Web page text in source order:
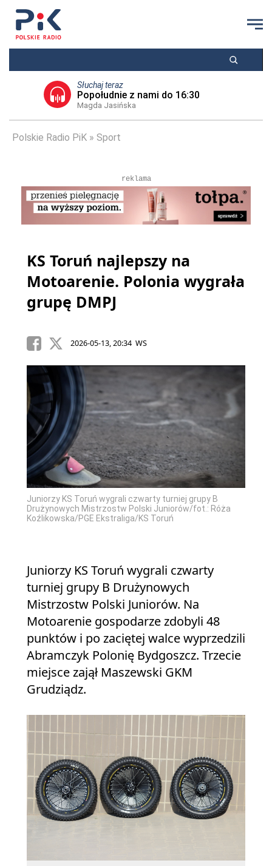
Słuchaj teraz
Popołudnie z nami do 16:30
Magda Jasińska
Polskie Radio PiK Sport
reklama
KS Toruń najlepszy na
Motoarenie. Polonia wygrała
grupę DMPJ
2026-05-13, 20:34 WS
Juniorzy KS Toruń wygrali czwarty turniej grupy B
Drużynowych Mistrzostw Polski Juniorów/fot.: Róża
Koźlikowska/PGE Ekstraliga/KS Toruń
Juniorzy KS Toruń wygrali czwarty
turniej grupy B Drużynowych
Mistrzostw Polski Juniorów. Na
Motoarenie gospodarze zdobyli 48
punktów i po zaciętej walce wyprzedzili
Abramczyk Polonię Bydgoszcz. Trzecie
miejsce zajął Maszewski GKM
Grudziądz.